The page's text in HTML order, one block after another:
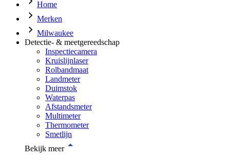
Home
Merken
Milwaukee
Detectie- & meetgereedschap
Inspectiecamera
Kruislijnlaser
Rolbandmaat
Landmeter
Duimstok
Waterpas
Afstandsmeter
Multimeter
Thermometer
Smetlijn
Bekijk meer